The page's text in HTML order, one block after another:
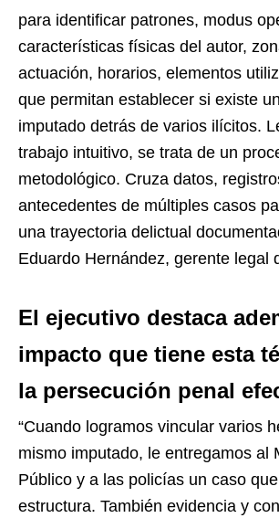
para identificar patrones, modus
características físicas del autor,
actuación, horarios, elementos
que permitan establecer si existe
imputado detrás de varios ilícitos.
trabajo intuitivo, se trata de un
metodológico. Cruza datos,
antecedentes de múltiples casos
una trayectoria delictual
Eduardo Hernández, gerente legal
El ejecutivo destaca
impacto que tiene esta
la persecución penal
“Cuando logramos vincular varios
mismo imputado, le entregamos al
Público y a las policías un caso
estructura. También evidencia y